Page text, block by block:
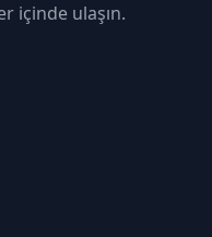
içinde ulaşın.